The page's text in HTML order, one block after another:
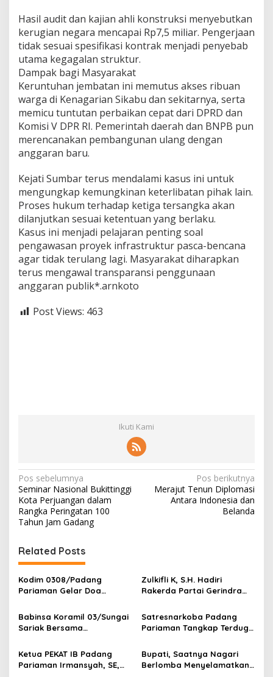
Hasil audit dan kajian ahli konstruksi menyebutkan
kerugian negara mencapai Rp7,5 miliar. Pengerjaan
tidak sesuai spesifikasi kontrak menjadi penyebab
utama kegagalan struktur.
Dampak bagi Masyarakat
Keruntuhan jembatan ini memutus akses ribuan
warga di Kenagarian Sikabu dan sekitarnya, serta
memicu tuntutan perbaikan cepat dari DPRD dan
Komisi V DPR RI. Pemerintah daerah dan BNPB pun
merencanakan pembangunan ulang dengan
anggaran baru.
Kejati Sumbar terus mendalami kasus ini untuk
mengungkap kemungkinan keterlibatan pihak lain.
Proses hukum terhadap ketiga tersangka akan
dilanjutkan sesuai ketentuan yang berlaku.
Kasus ini menjadi pelajaran penting soal
pengawasan proyek infrastruktur pasca-bencana
agar tidak terulang lagi. Masyarakat diharapkan
terus mengawal transparansi penggunaan
anggaran publik*.arnkoto
Post Views: 463
Ikuti Kami
N
a
v
i
g
a
s
i
p
o
s
Pos sebelumnya
Seminar Nasional Bukittinggi
Kota Perjuangan dalam
Rangka Peringatan 100
Tahun Jam Gadang
Pos berikutnya
Merajut Tenun Diplomasi
Antara Indonesia dan
Belanda
Related Posts
Kodim 0308/Padang
Pariaman Gelar Doa
Kodam XX/Tuanku Imam
Bonjol
‎Zulkifli K, S.H. Hadiri
Rakerda Partai Gerindra
Aspirasi dan Program Kerja
Fraksi DPRD Padang
Pariaman
Babinsa Koramil 03/Sungai
Sariak Bersama
VII Koto Melaksanakan
Seleksi Calon Anggota
Paskibra Tingkat
Satresnarkoba Padang
Pariaman Tangkap Terduga
Sabu Dan Ganja
Ketua PEKAT IB Padang
Pariaman Irmansyah, SE,
Bupati, Saatnya Nagari
Berlomba Menyelamatkan